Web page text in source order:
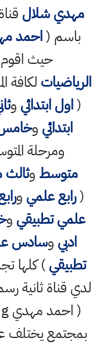
مهدي شلال
باسم (احمد
حيث
الرياضيات لكافة
(اول ابتدائي و
ابتدائي وخامس
ومرحلة
متوسط و
(رابع علمي و
علمي تطبيقي و
ادبي وسادس
تطبيقي) كلها
لدي قناة ثانية
بمجتمع يختلف عن